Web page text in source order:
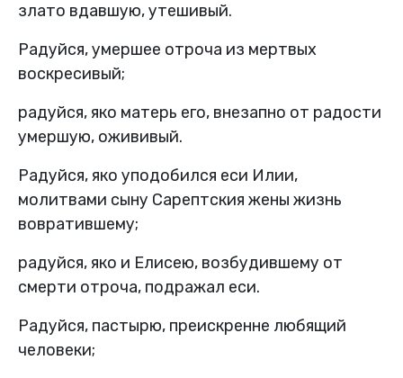
злато вдавшую, утешивый.
Радуйся, умершее отроча из мертвых
воскресивый;
радуйся, яко матерь его, внезапно от радости
умершую, ожививый.
Радуйся, яко уподобился еси Илии,
молитвами сыну Сарептския жены жизнь
вовратившему;
радуйся, яко и Елисею, возбудившему от
смерти отроча, подражал еси.
Радуйся, пастырю, преискренне любящий
человеки;